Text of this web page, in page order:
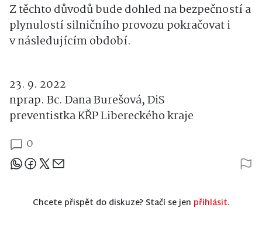
Z těchto důvodů bude dohled na bezpečností a
plynulostí silničního provozu pokračovat i
v následujícím období.
23. 9. 2022
nprap. Bc. Dana Burešová, DiS
preventistka KŘP Libereckého kraje
0
Sdílejte článek
Chcete přispět do diskuze? Stačí se jen přihlásit.